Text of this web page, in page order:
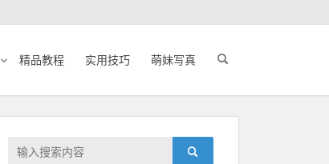
精品教程 实用技巧 萌妹写真